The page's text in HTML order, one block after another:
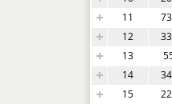
11
12
13
14
15